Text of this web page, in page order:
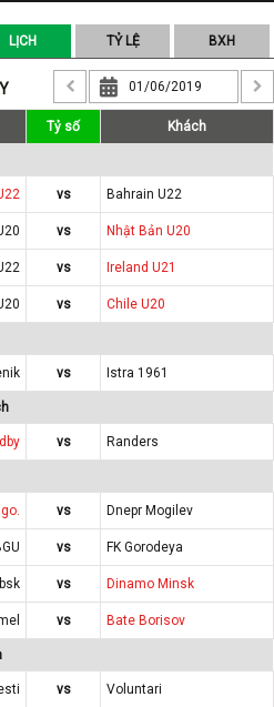
LỊCH TỶ LỆ BXH
Tỷ số Khách
vs
Bahrain U22
vs
Nhật Bản U20
vs
Ireland U21
vs Chile U20
vs Istra 1961
vs Randers
vs
Dnepr Mogilev
vs
FK Gorodeya
vs
Dinamo Minsk
vs Bate Borisov
vs Voluntari